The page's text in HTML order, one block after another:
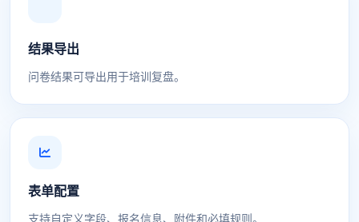
结果导出
问卷结果可导出用于培训复盘。
表单配置
支持自定义字段、报名信息、附件和必填规则。